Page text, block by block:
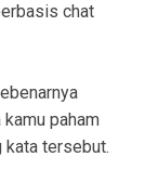
chat
paham
kata tersebut.